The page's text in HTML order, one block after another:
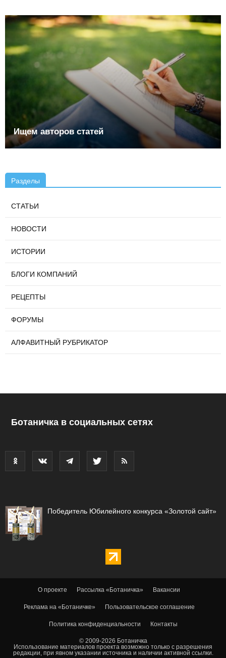
Ищем авторов статей
Разделы
СТАТЬИ
НОВОСТИ
ИСТОРИИ
БЛОГИ КОМПАНИЙ
РЕЦЕПТЫ
ФОРУМЫ
АЛФАВИТНЫЙ РУБРИКАТОР
Ботаничка в социальных сетях
Победитель Юбилейного конкурса «Золотой сайт»
О проекте Рассылка «Ботаничка» Вакансии
Реклама на «Ботаничке» Пользовательское соглашение
Политика конфиденциальности Контакты
© 2009-2026 Ботаничка
Использование материалов проекта возможно только с разрешения
редакции, при явном указании источника и наличии активной ссылки.